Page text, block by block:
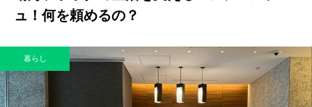
ュ！何を頼めるの？
暮らし